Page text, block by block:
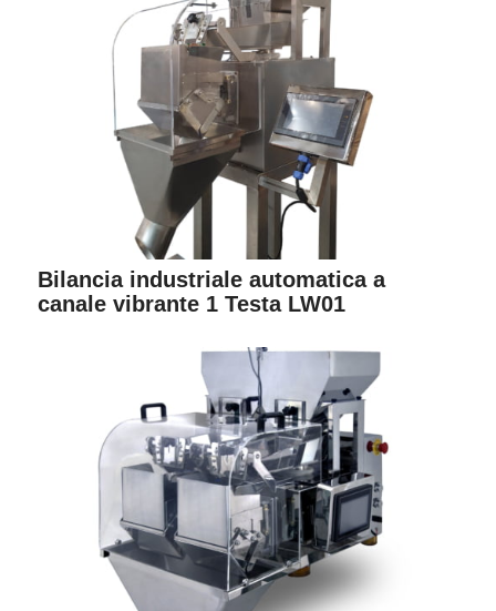
Bilancia industriale automatica a
canale vibrante 1 Testa LW01